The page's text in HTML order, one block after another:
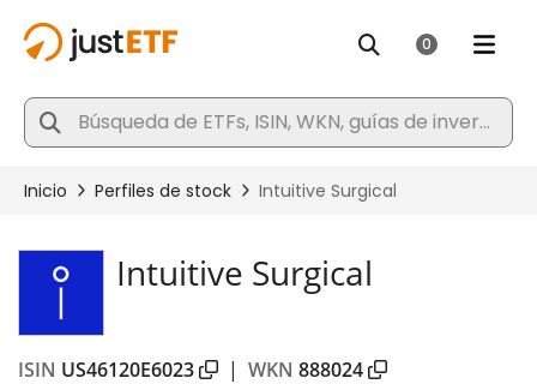
Intuitive Surgical
ISIN US46120E6023 | WKN 888024